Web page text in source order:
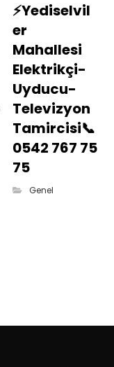
⚡Yediselvil
er
Mahallesi
Elektrikçi-
Uyducu-
Televizyon
Tamircisi📞
0542 767 75
75
Genel